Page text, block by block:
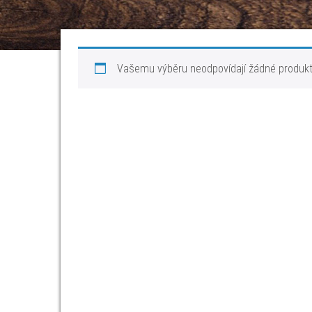
Vašemu výběru neodpovídají žádné